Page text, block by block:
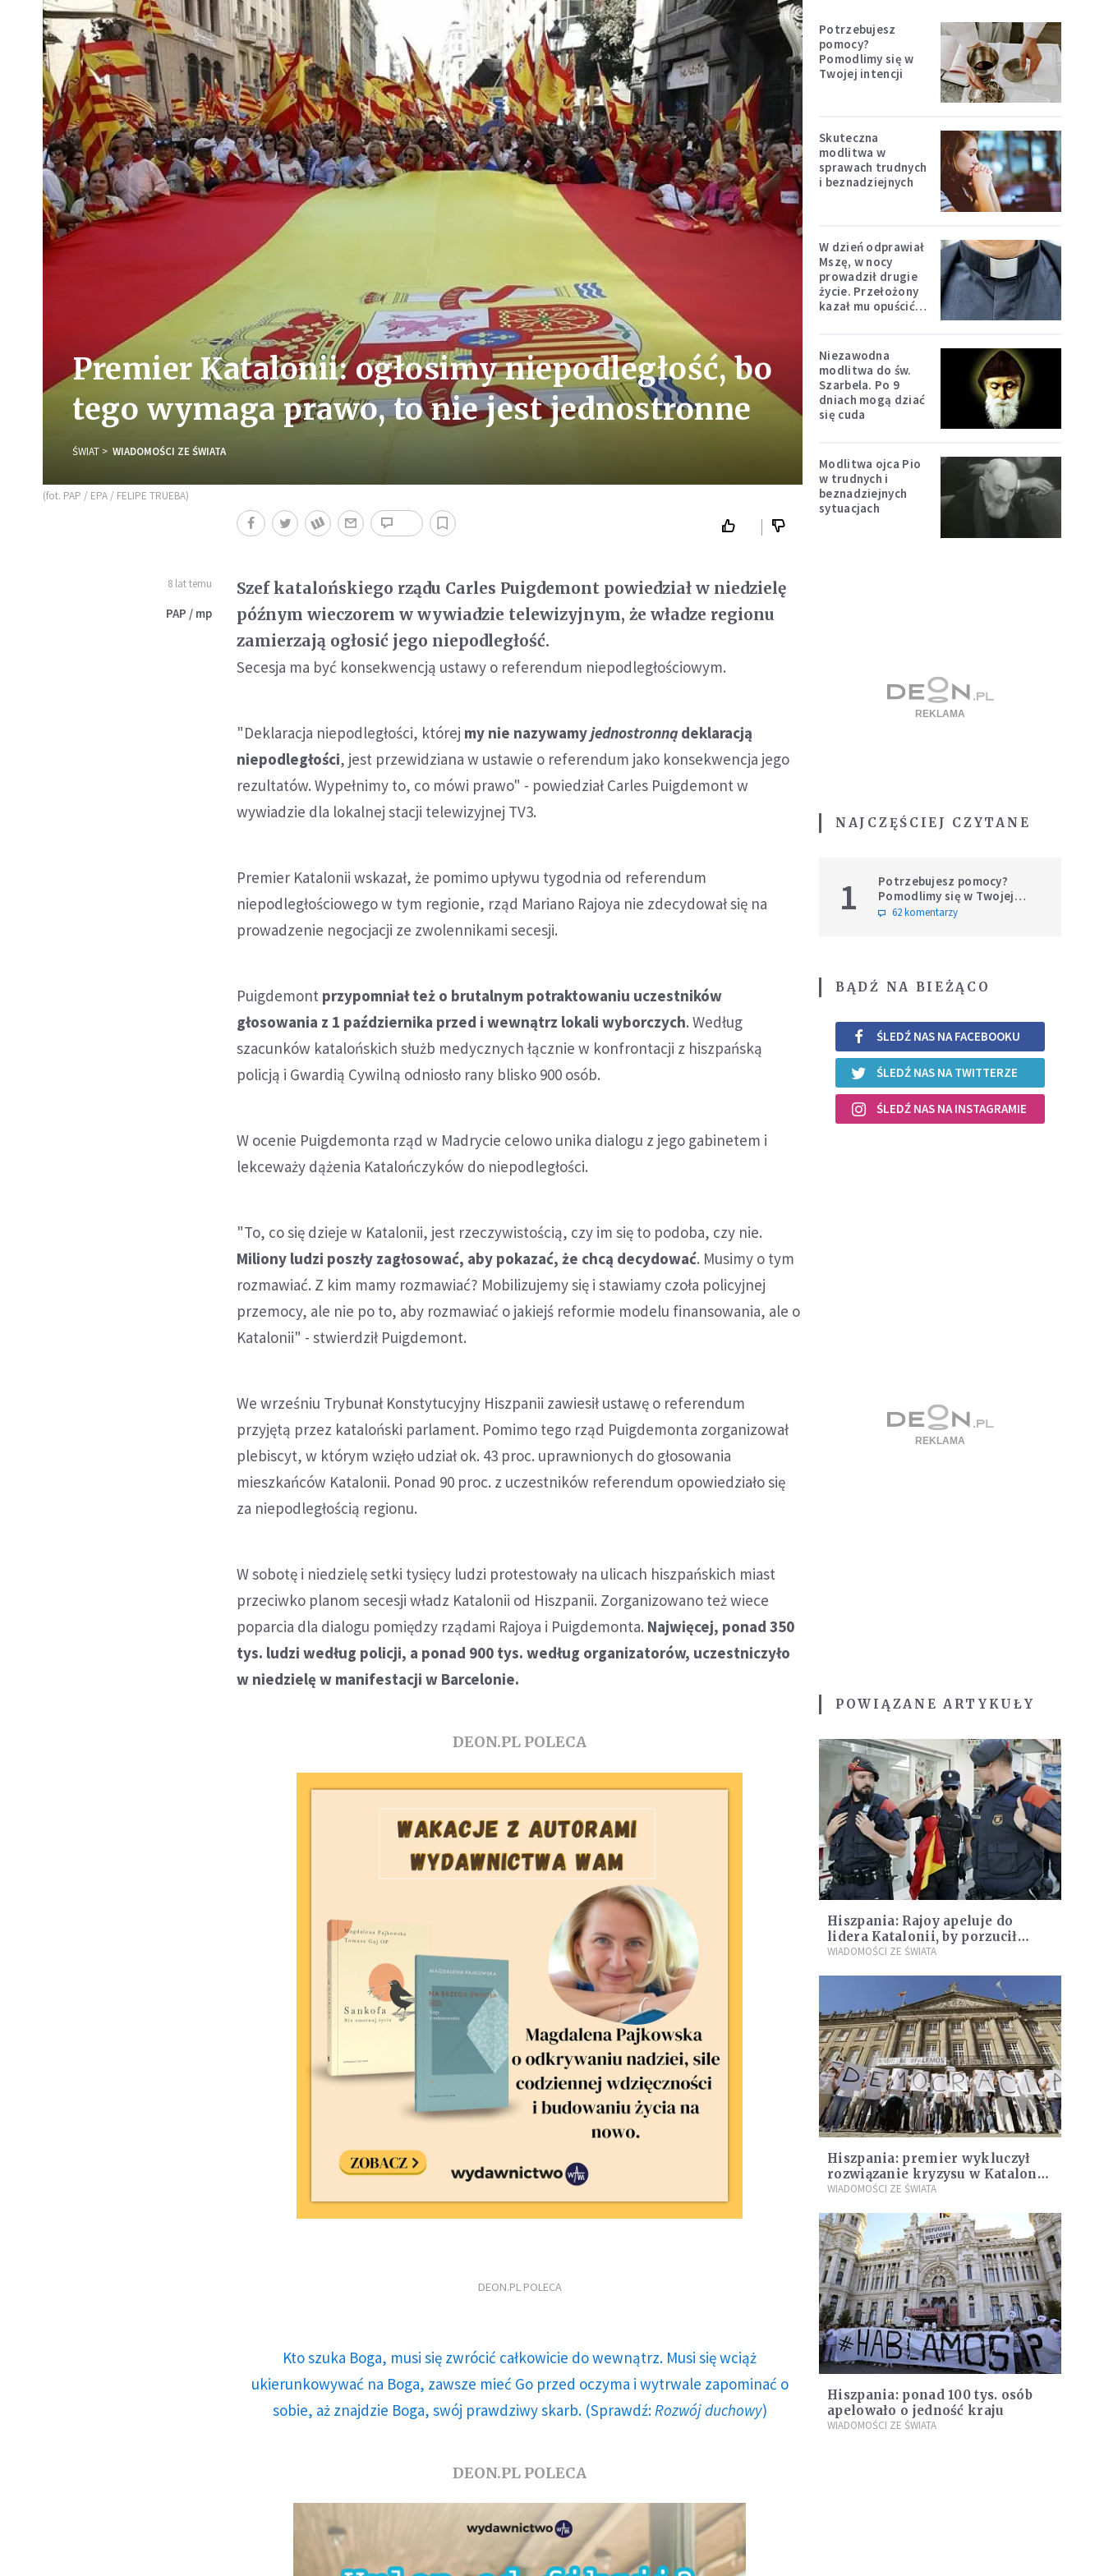
Premier Katalonii: ogłosimy niepodległość, bo
tego wymaga prawo, to nie jest jednostronne
ŚWIAT WIADOMOŚCI ZE ŚWIATA
(fot. PAP / EPA / FELIPE TRUEBA)
8 lat temu
PAP / mp
Szef katalońskiego rządu Carles Puigdemont powiedział w niedzielę
późnym wieczorem w wywiadzie telewizyjnym, że władze regionu
zamierzają ogłosić jego niepodległość.
Secesja ma być konsekwencją ustawy o referendum niepodległościowym.
"Deklaracja niepodległości, której my nie nazywamyjednostronną deklaracją
niepodległości, jest przewidziana w ustawie o referendum jako konsekwencja jego
rezultatów. Wypełnimy to, co mówi prawo" - powiedział Carles Puigdemont w
wywiadzie dla lokalnej stacji telewizyjnej TV3.
Premier Katalonii wskazał, że pomimo upływu tygodnia od referendum
niepodległościowego w tym regionie, rząd Mariano Rajoya nie zdecydował się na
prowadzenie negocjacji ze zwolennikami secesji.
Puigdemont przypomniał też o brutalnym potraktowaniu uczestników
głosowania z 1 października przed i wewnątrz lokali wyborczych. Według
szacunków katalońskich służb medycznych łącznie w konfrontacji z hiszpańską
policją i Gwardią Cywilną odniosło rany blisko 900 osób.
W ocenie Puigdemonta rząd w Madrycie celowo unika dialogu z jego gabinetem i
lekceważy dążenia Katalończyków do niepodległości.
"To, co się dzieje w Katalonii, jest rzeczywistością, czy im się to podoba, czy nie.
Miliony ludzi poszły zagłosować, aby pokazać, że chcą decydować. Musimy o tym
rozmawiać. Z kim mamy rozmawiać? Mobilizujemy się i stawiamy czoła policyjnej
przemocy, ale nie po to, aby rozmawiać o jakiejś reformie modelu finansowania, ale o
Katalonii" - stwierdził Puigdemont.
We wrześniu Trybunał Konstytucyjny Hiszpanii zawiesił ustawę o referendum
przyjętą przez kataloński parlament. Pomimo tego rząd Puigdemonta zorganizował
plebiscyt, w którym wzięło udział ok. 43 proc. uprawnionych do głosowania
mieszkańców Katalonii. Ponad 90 proc. z uczestników referendum opowiedziało się
za niepodległością regionu.
W sobotę i niedzielę setki tysięcy ludzi protestowały na ulicach hiszpańskich miast
przeciwko planom secesji władz Katalonii od Hiszpanii. Zorganizowano też wiece
poparcia dla dialogu pomiędzy rządami Rajoya i Puigdemonta. Najwięcej, ponad 350
tys. ludzi według policji, a ponad 900 tys. według organizatorów, uczestniczyło
w niedzielę w manifestacji w Barcelonie.
DEON.PL POLECA
DEON.PL POLECA
Kto szuka Boga, musi się zwrócić całkowicie do wewnątrz. Musi się wciąż
ukierunkowywać na Boga, zawsze mieć Go przed oczyma i wytrwale zapominać o
sobie, aż znajdzie Boga, swój prawdziwy skarb. (Sprawdź: Rozwój duchowy)
DEON.PL POLECA
Potrzebujesz
pomocy?
Pomodlimy się w
Twojej intencji
Skuteczna
modlitwa w
sprawach trudnych
i beznadziejnych
W dzień odprawiał
Mszę, w nocy
prowadził drugie
życie. Przełożony
kazał mu opuścić
Niezawodna
modlitwa do św.
Szarbela. Po 9
dniach mogą dziać
się cuda
Modlitwa ojca Pio
w trudnych i
beznadziejnych
sytuacjach
NAJCZĘŚCIEJ CZYTANE
1
Potrzebujesz pomocy?
Pomodlimy się w Twojej
intencji
62 komentarzy
BĄDŹ NA BIEŻĄCO
ŚLEDŹ NAS NA FACEBOOKU
ŚLEDŹ NAS NA TWITTERZE
ŚLEDŹ NAS NA INSTAGRAMIE
POWIĄZANE ARTYKUŁY
Hiszpania: Rajoy apeluje do
lidera Katalonii, by porzucił
plany niepodległościowe
WIADOMOŚCI ZE ŚWIATA
Hiszpania: premier wykluczył
rozwiązanie kryzysu w Katalonii
drogą mediacji
WIADOMOŚCI ZE ŚWIATA
Hiszpania: ponad 100 tys. osób
apelowało o jedność kraju
WIADOMOŚCI ZE ŚWIATA